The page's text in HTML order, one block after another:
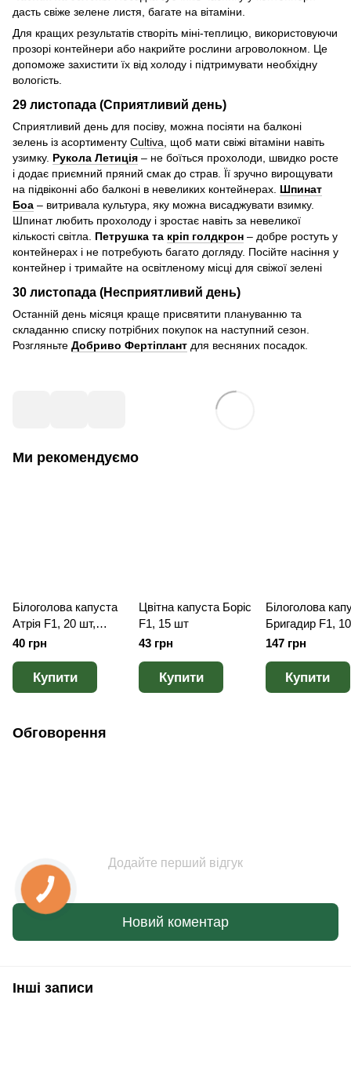
дасть свіже зелене листя, багате на вітаміни.
Для кращих результатів створіть міні-теплицю, використовуючи
прозорі контейнери або накрийте рослини агроволокном. Це
допоможе захистити їх від холоду і підтримувати необхідну
вологість.
29 листопада (Сприятливий день)
Сприятливий день для посіву, можна посіяти на балконі
зелень із асортименту Cultiva , щоб мати свіжі вітаміни навіть
узимку. Рукола Летиція – не боїться прохолоди, швидко росте
і додає приємний пряний смак до страв. Її зручно вирощувати
на підвіконні або балконі в невеликих контейнерах. Шпинат
Боа – витривала культура, яку можна висаджувати взимку.
Шпинат любить прохолоду і зростає навіть за невеликої
кількості світла. Петрушка та кріп голдкрон – добре ростуть у
контейнерах і не потребують багато догляду. Посійте насіння у
контейнер і тримайте на освітленому місці для свіжої зелені
30 листопада (Несприятливий день)
Останній день місяця краще присвятити плануванню та
складанню списку потрібних покупок на наступний сезон.
Розгляньте Добриво Фертіплант для весняних посадок.
Ми рекомендуємо
Білоголова капуста
Атрія F1, 20 шт,
Голландське насіння
40 грн
Купити
Цвітна капуста Боріс
F1, 15 шт
43 грн
Купити
Білоголова
Бригадир F1,
147 грн
Купити
Обговорення
Додайте перший відгук
Новий коментар
Інші записи